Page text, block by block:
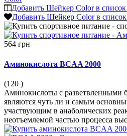
Добавить Шейкер Color в список
Добавить Шейкер Color в
564 грн
Аминокислота BCAA 2000
(120 )
Аминокислоты с разветвленными
являются чуть ли н самым
участвующим в анаболических
неотъемлемой частью процесса